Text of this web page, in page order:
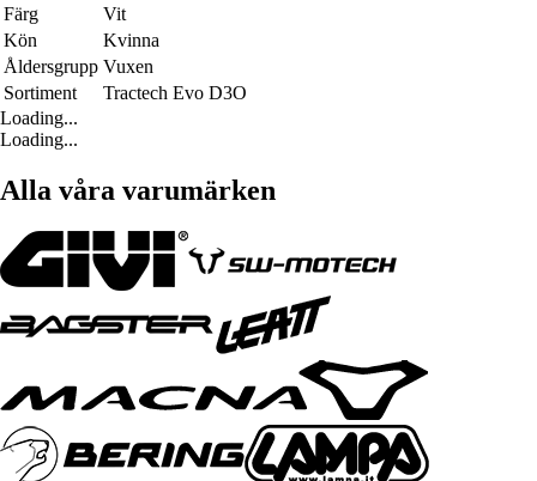
Färg
Vit
Kön
Kvinna
Åldersgrupp Vuxen
Sortiment
Tractech Evo D3O
Loading...
Loading...
Alla våra varumärken